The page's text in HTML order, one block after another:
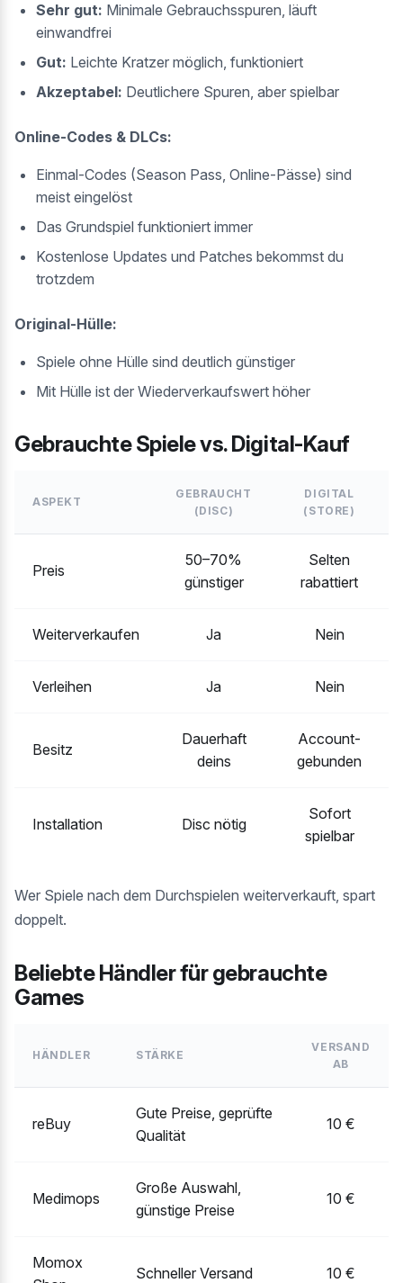
Sehr gut: Minimale Gebrauchsspuren, läuft
einwandfrei
Gut: Leichte Kratzer möglich, funktioniert
Akzeptabel: Deutlichere Spuren, aber spielbar
Online-Codes & DLCs:
Einmal-Codes (Season Pass, Online-Pässe) sind
meist eingelöst
Das Grundspiel funktioniert immer
Kostenlose Updates und Patches bekommst du
trotzdem
Original-Hülle:
Spiele ohne Hülle sind deutlich günstiger
Mit Hülle ist der Wiederverkaufswert höher
Gebrauchte Spiele vs. Digital-Kauf
ASPEKT
GEBRAUCHT
(DISC)
DIGITAL
(STORE)
Preis
50–70%
günstiger
Selten
rabattiert
Weiterverkaufen Ja Nein
Verleihen Ja Nein
Besitz
Dauerhaft
deins
Account-
gebunden
Installation Disc nötig
Sofort
spielbar
Wer Spiele nach dem Durchspielen weiterverkauft, spart
doppelt.
Beliebte Händler für gebrauchte
Games
HÄNDLER STÄRKE
VERSAND
AB
reBuy
Gute Preise, geprüfte
Qualität
10 €
Medimops
Große Auswahl,
günstige Preise
10 €
Momox
Schneller Versand 10 €